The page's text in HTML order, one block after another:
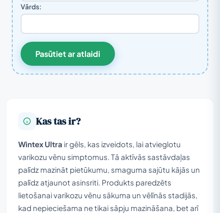
States
Vārds:
Pasūtiet ar atlaidi
Kas tas ir?
Wintex Ultra ir gēls, kas izveidots, lai atvieglotu
varikozu vēnu simptomus. Tā aktīvās sastāvdaļas
palīdz mazināt pietūkumu, smaguma sajūtu kājās un
palīdz atjaunot asinsriti. Produkts paredzēts
lietošanai varikozu vēnu sākuma un vēlīnās stadijās,
kad nepieciešama ne tikai sāpju mazināšana, bet arī